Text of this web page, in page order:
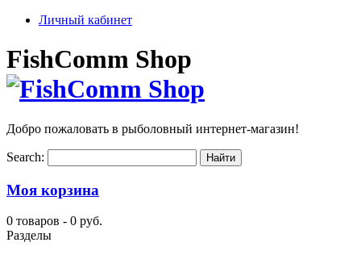
Личный кабинет
FishComm Shop
Добро пожаловать в рыболовный интернет-магазин!
Search:
Моя корзина
0 товаров - 0 руб.
Разделы